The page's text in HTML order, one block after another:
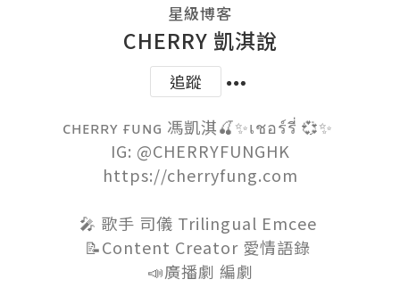
星級博客
CHERRY 凱淇說
追蹤
ᴄʜᴇʀʀʏ ғᴜɴɢ 馮凱淇🍒✨เชอร์รี่ 💞✨
IG: @CHERRYFUNGHK
https://cherryfung.com
🎤 歌手 司儀 Trilingual Emcee
📝Content Creator 愛情語錄
📣廣播劇 編劇